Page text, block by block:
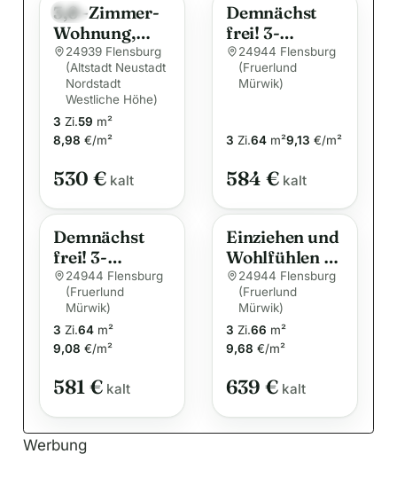
Neu
3,0 -Zimmer-
Wohnung,
Terrassenstr.
12, 1. OG
rechts ! Bitte
bewerben Sie
sich online !
24939 Flensburg
(Altstadt Neustadt
Nordstadt
Westliche Höhe)
3 Zi.59 m²
8,98 €/m²
530 € kalt
Demnächst
frei! 3-
Zimmer-
Wohnung in
Flensburg
24944 Flensburg
(Fruerlund
Mürwik)
3 Zi.64 m²9,13 €/m²
584 € kalt
Demnächst
frei! 3-
Zimmer-
Wohnung in
Flensburg
Mürwik
24944 Flensburg
(Fruerlund
Mürwik)
3 Zi.64 m²
9,08 €/m²
581 € kalt
Einziehen und
Wohlfühlen –
Helle 3-
Zimmer-
Wohnung mit
Einbauküche
und Balkon
24944 Flensburg
(Fruerlund
Mürwik)
3 Zi.66 m²
9,68 €/m²
639 € kalt
Werbung